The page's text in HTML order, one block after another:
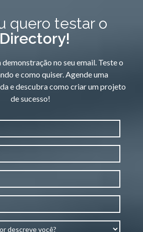
quero testar o
no seu email. Teste o
e como quiser. Agende uma
e descubra como criar um projeto
de sucesso!